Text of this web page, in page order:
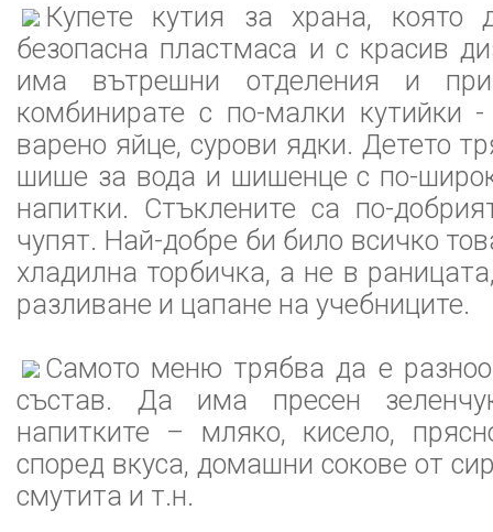
Купете кутия за храна, която
безопасна пластмаса и с красив
има вътрешни отделения и
комбинирате с по-малки кутийки
варено яйце, сурови ядки. Детето
шише за вода и шишенце с по-
напитки. Стъклените са по-
чупят. Най-добре би било всичко
хладилна торбичка, а не в
разливане и цапане на учебниците.
Самото меню трябва да е
състав. Да има пресен
напитките – мляко, кисело,
според вкуса, домашни сокове от
смутита и т.н.